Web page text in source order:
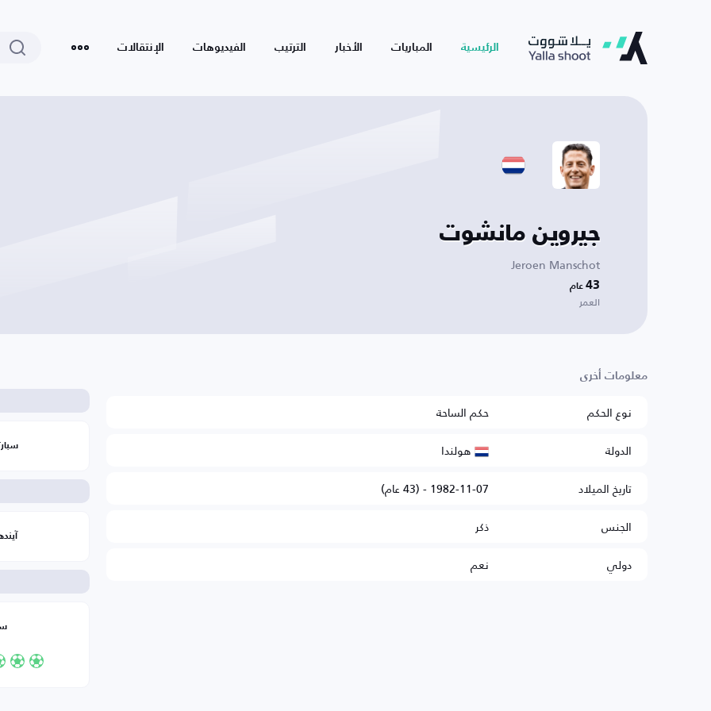
الرئيسية المباريات الأخبار الترتيب الفيديوهات الإنتقالات
جيروين مانشوت
Jeroen Manschot
43 عام
العمر
معلومات أخرى
نوع الحكم
حكم الساحة
الدولة
هولندا
تاريخ الميلاد
1982-11-07 - (43 عام)
الجنس
ذكر
دولي
نعم